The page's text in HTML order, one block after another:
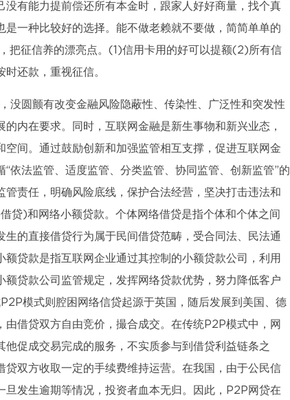
有能力提前偿还所有本金时，跟家人好好商量，找个真
一种比较好的选择。能不做老赖就不要做，简简单单的
把征信养的漂亮点。(1)信用卡用的好可以提额(2)所有信
还款，重视征信。
没圆颤有改变金融风险隐蔽性、传染性、广泛性和突发性
内在要求。同时，互联网金融是新生事物和新兴业态，
间。通过鼓励创新和加强监管相互支撑，促进互联网金
依法监管、适度监管、分类监管、协同监管、创新监管”的
责任，明确风险底线，保护合法经营，坚决打击违法和
)和网络小额贷款。个体网络借贷是指个体和个体之间
的直接借贷行为属于民间借贷范畴，受合同法、民法通
贷款是指互联网企业通过其控制的小额贷款公司，利用
贷款公司监管规定，发挥网络贷款优势，努力降低客户
模式则腔困网络信贷起源于英国，随后发展到美国、德
借贷双方自由竞价，撮合成交。在传统P2P模式中，网
促成交易完成的服务，不实质参与到借贷利益链条之
双方收取一定的手续费维持运营。在我国，由于公民信
发生逾期等情况，投资者血本无归。因此，P2P网贷在